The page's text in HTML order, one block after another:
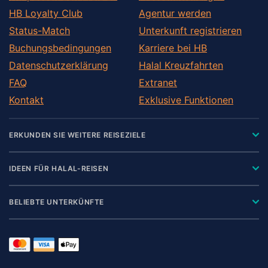
HB Loyalty Club
Status-Match
Buchungsbedingungen
Datenschutzerklärung
FAQ
Kontakt
Agentur werden
Unterkunft registrieren
Karriere bei HB
Halal Kreuzfahrten
Extranet
Exklusive Funktionen
ERKUNDEN SIE WEITERE REISEZIELE
IDEEN FÜR HALAL-REISEN
BELIEBTE UNTERKÜNFTE